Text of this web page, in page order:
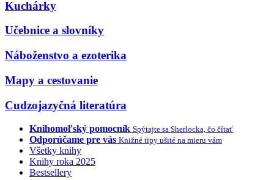
Kuchárky
Učebnice a slovníky
Náboženstvo a ezoterika
Mapy a cestovanie
Cudzojazyčná literatúra
Knihomoľský pomocník Spýtajte sa Sherlocka, čo čítať
Odporúčame pre vás Knižné tipy ušité na mieru vám
Všetky knihy
Knihy roka 2025
Bestsellery